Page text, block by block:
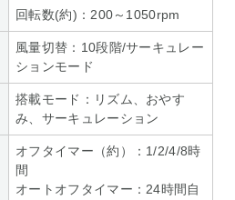
回転数(約)：200～1050rpm
風量切替：10段階/サーキュレー
ションモード
搭載モード：リズム、おやす
み、サーキュレーション
オフタイマー（約）：1/2/4/8時
間
オートオフタイマー：24時間自